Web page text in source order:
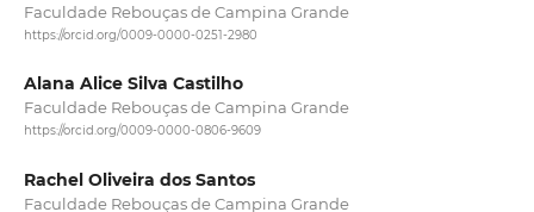
Faculdade Rebouças de Campina Grande
https://orcid.org/0009-0000-0251-2980
Alana Alice Silva Castilho
Faculdade Rebouças de Campina Grande
https://orcid.org/0009-0000-0806-9609
Rachel Oliveira dos Santos
Faculdade Rebouças de Campina Grande